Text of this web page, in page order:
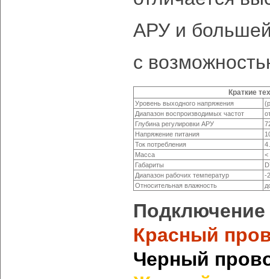
АРУ и
с
Краткие
Уровень выходного напряжения
Диапазон воспроизводимых частот
Глубина регулировки АРУ
Напряжение питания
Ток потребления
Масса
<
Габариты
Диапазон рабочих температур
-
Относительная влажность
Подключение
Красный
Черный